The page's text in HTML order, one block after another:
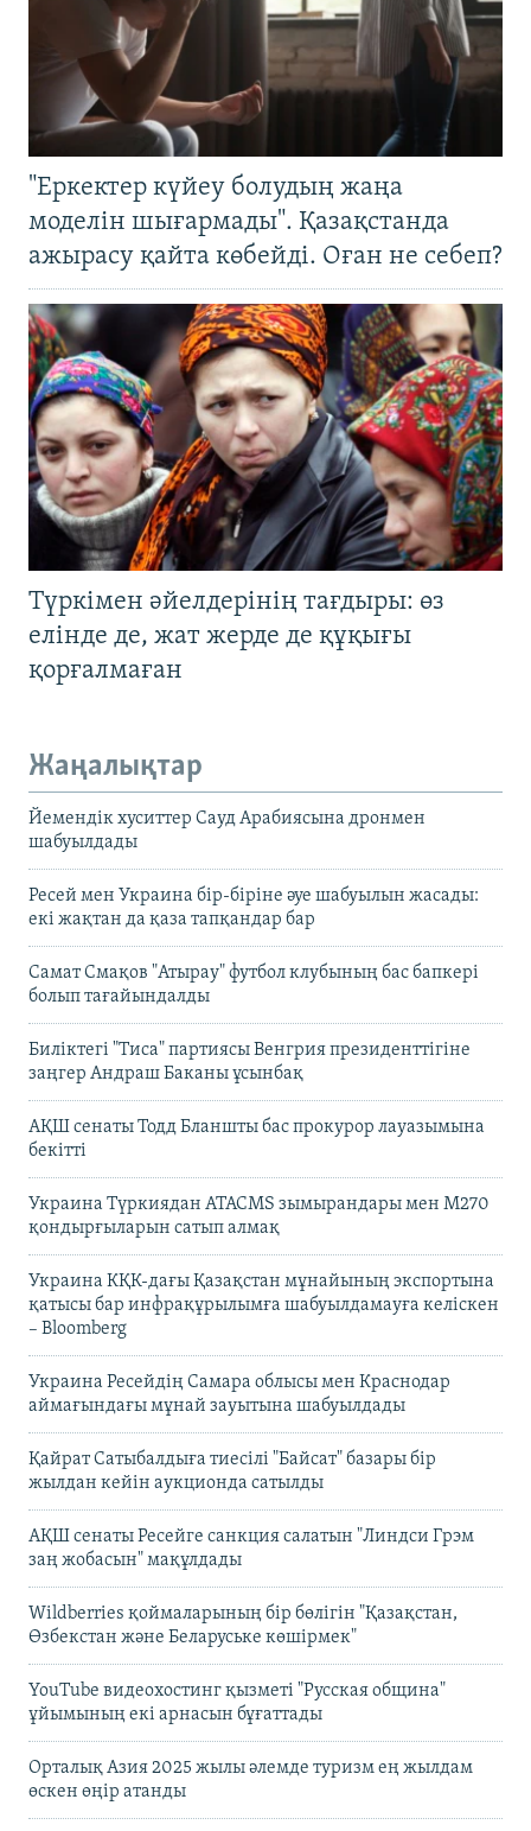
"Еркектер күйеу болудың жаңа
моделін шығармады". Қазақстанда
ажырасу қайта көбейді. Оған не себеп?
Түркімен әйелдерінің тағдыры: өз
елінде де, жат жерде де құқығы
қорғалмаған
Жаңалықтар
Йемендік хуситтер Сауд Арабиясына дронмен
шабуылдады
Ресей мен Украина бір-біріне әуе шабуылын жасады:
екі жақтан да қаза тапқандар бар
Самат Смақов "Атырау" футбол клубының бас бапкері
болып тағайындалды
Биліктегі "Тиса" партиясы Венгрия президенттігіне
заңгер Андраш Баканы ұсынбақ
АҚШ сенаты Тодд Бланшты бас прокурор лауазымына
бекітті
Украина Түркиядан ATACMS зымырандары мен M270
қондырғыларын сатып алмақ
Украина КҚК-дағы Қазақстан мұнайының экспортына
қатысы бар инфрақұрылымға шабуылдамауға келіскен
– Bloomberg
Украина Ресейдің Самара облысы мен Краснодар
аймағындағы мұнай зауытына шабуылдады
Қайрат Сатыбалдыға тиесілі "Байсат" базары бір
жылдан кейін аукционда сатылды
АҚШ сенаты Ресейге санкция салатын "Линдси Грэм
заң жобасын" мақұлдады
Wildberries қоймаларының бір бөлігін "Қазақстан,
Өзбекстан және Беларуське көшірмек"
YouTube видеохостинг қызметі "Русская община"
ұйымының екі арнасын бұғаттады
Орталық Азия 2025 жылы әлемде туризм ең жылдам
өскен өңір атанды